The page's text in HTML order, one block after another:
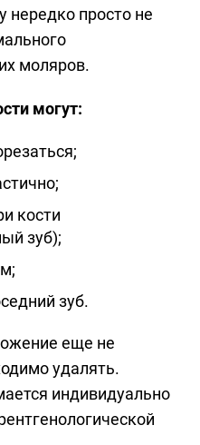
нередко просто не
моляров.
могут:
кости
зуб);
зуб.
еще не
удалять.
индивидуально